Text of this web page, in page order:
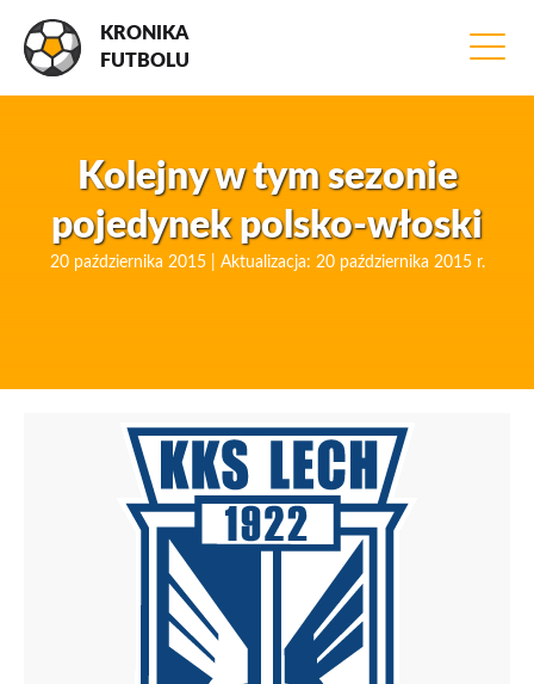
KRONIKA
FUTBOLU
Kolejny w tym sezonie
pojedynek polsko-włoski
20 października 2015 | Aktualizacja: 20 października 2015 r.